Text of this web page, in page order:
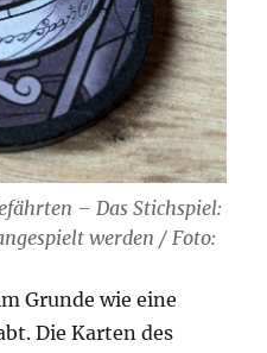
– Das Stichspiel:
werden / Foto:
Grunde wie eine
Die Karten des